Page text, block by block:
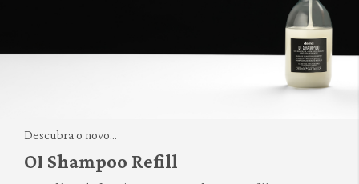
Descubra o novo...
OI Shampoo Refill